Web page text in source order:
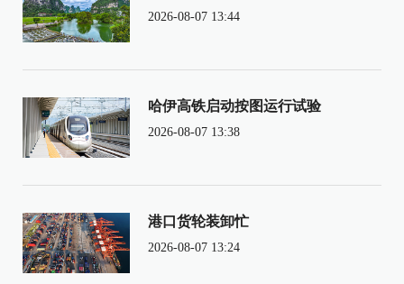
2026-08-07 13:44
哈伊高铁启动按图运行试验
2026-08-07 13:38
港口货轮装卸忙
2026-08-07 13:24